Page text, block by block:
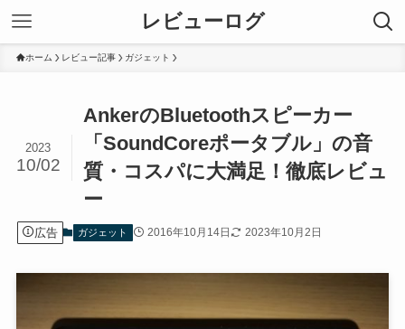
レビューログ
ホーム レビュー記事 ガジェット
AnkerのBluetoothスピーカー
「SoundCoreポータブル」の音
質・コスパに大満足！徹底レビュ
ー
2023
10/02
広告 ガジェット 2016年10月14日 2023年10月2日